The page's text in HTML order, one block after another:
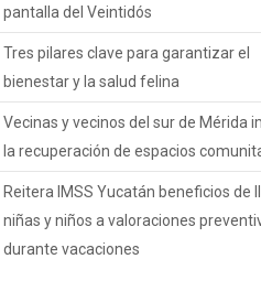
pantalla del Veintidós
Tres pilares clave para garantizar el
bienestar y la salud felina
Vecinas y vecinos del sur de Mérida
la recuperación de espacios
Reitera IMSS Yucatán beneficios de
niñas y niños a valoraciones
durante vacaciones